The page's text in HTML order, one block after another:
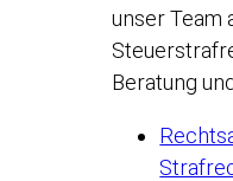
unser Team
Beratung